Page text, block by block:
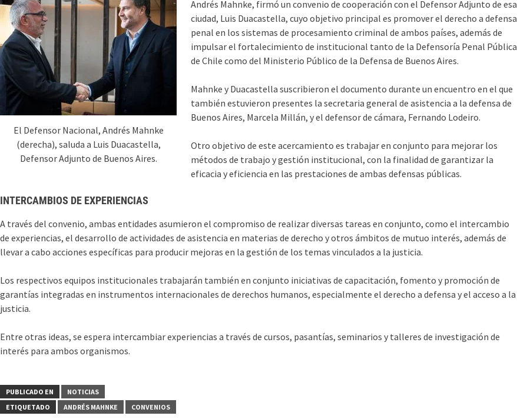
El Defensor Nacional, Andrés Mahnke
(derecha), saluda a Luis Duacastella,
Defensor Adjunto de Buenos Aires.
Andrés Mahnke, firmó un convenio de cooperación con el Defensor Adjunto de esa
ciudad, Luis Duacastella, cuyo objetivo principal es promover el derecho a defensa
penal en los sistemas de procesamiento criminal de ambos países, además de
impulsar el fortalecimiento de institucional tanto de la Defensoría Penal Pública
de Chile como del Ministerio Público de la Defensa de Buenos Aires.
Mahnke y Duacastella suscribieron el documento durante un encuentro en el que
también estuvieron presentes la secretaria general de asistencia a la defensa de
Buenos Aires, Marcela Millán, y el defensor de cámara, Fernando Lodeiro.
Otro objetivo de este acercamiento es trabajar en conjunto para mejorar los
métodos de trabajo y gestión institucional, con la finalidad de garantizar la
eficacia y eficiencia en las prestaciones de ambas defensas públicas.
INTERCAMBIOS DE EXPERIENCIAS
A través del convenio, ambas entidades asumieron el compromiso de realizar diversas tareas en conjunto, como el intercambio
de experiencias, el desarrollo de actividades de asistencia en materias de derecho y otros ámbitos de mutuo interés, además de
llevar a cabo acciones específicas para producir mejoras en la gestión de los temas vinculados a la justicia.
Los respectivos equipos institucionales trabajarán también en conjunto iniciativas de capacitación, fomento y promoción de
garantías integradas en instrumentos internacionales de derechos humanos, especialmente el derecho a defensa y el acceso a la
justicia.
Entre otras ideas, se espera intercambiar experiencias a través de cursos, pasantías, seminarios y talleres de investigación de
interés para ambos organismos.
PUBLICADO EN
NOTICIAS
ETIQUETADO
ANDRÉS MAHNKE CONVENIOS